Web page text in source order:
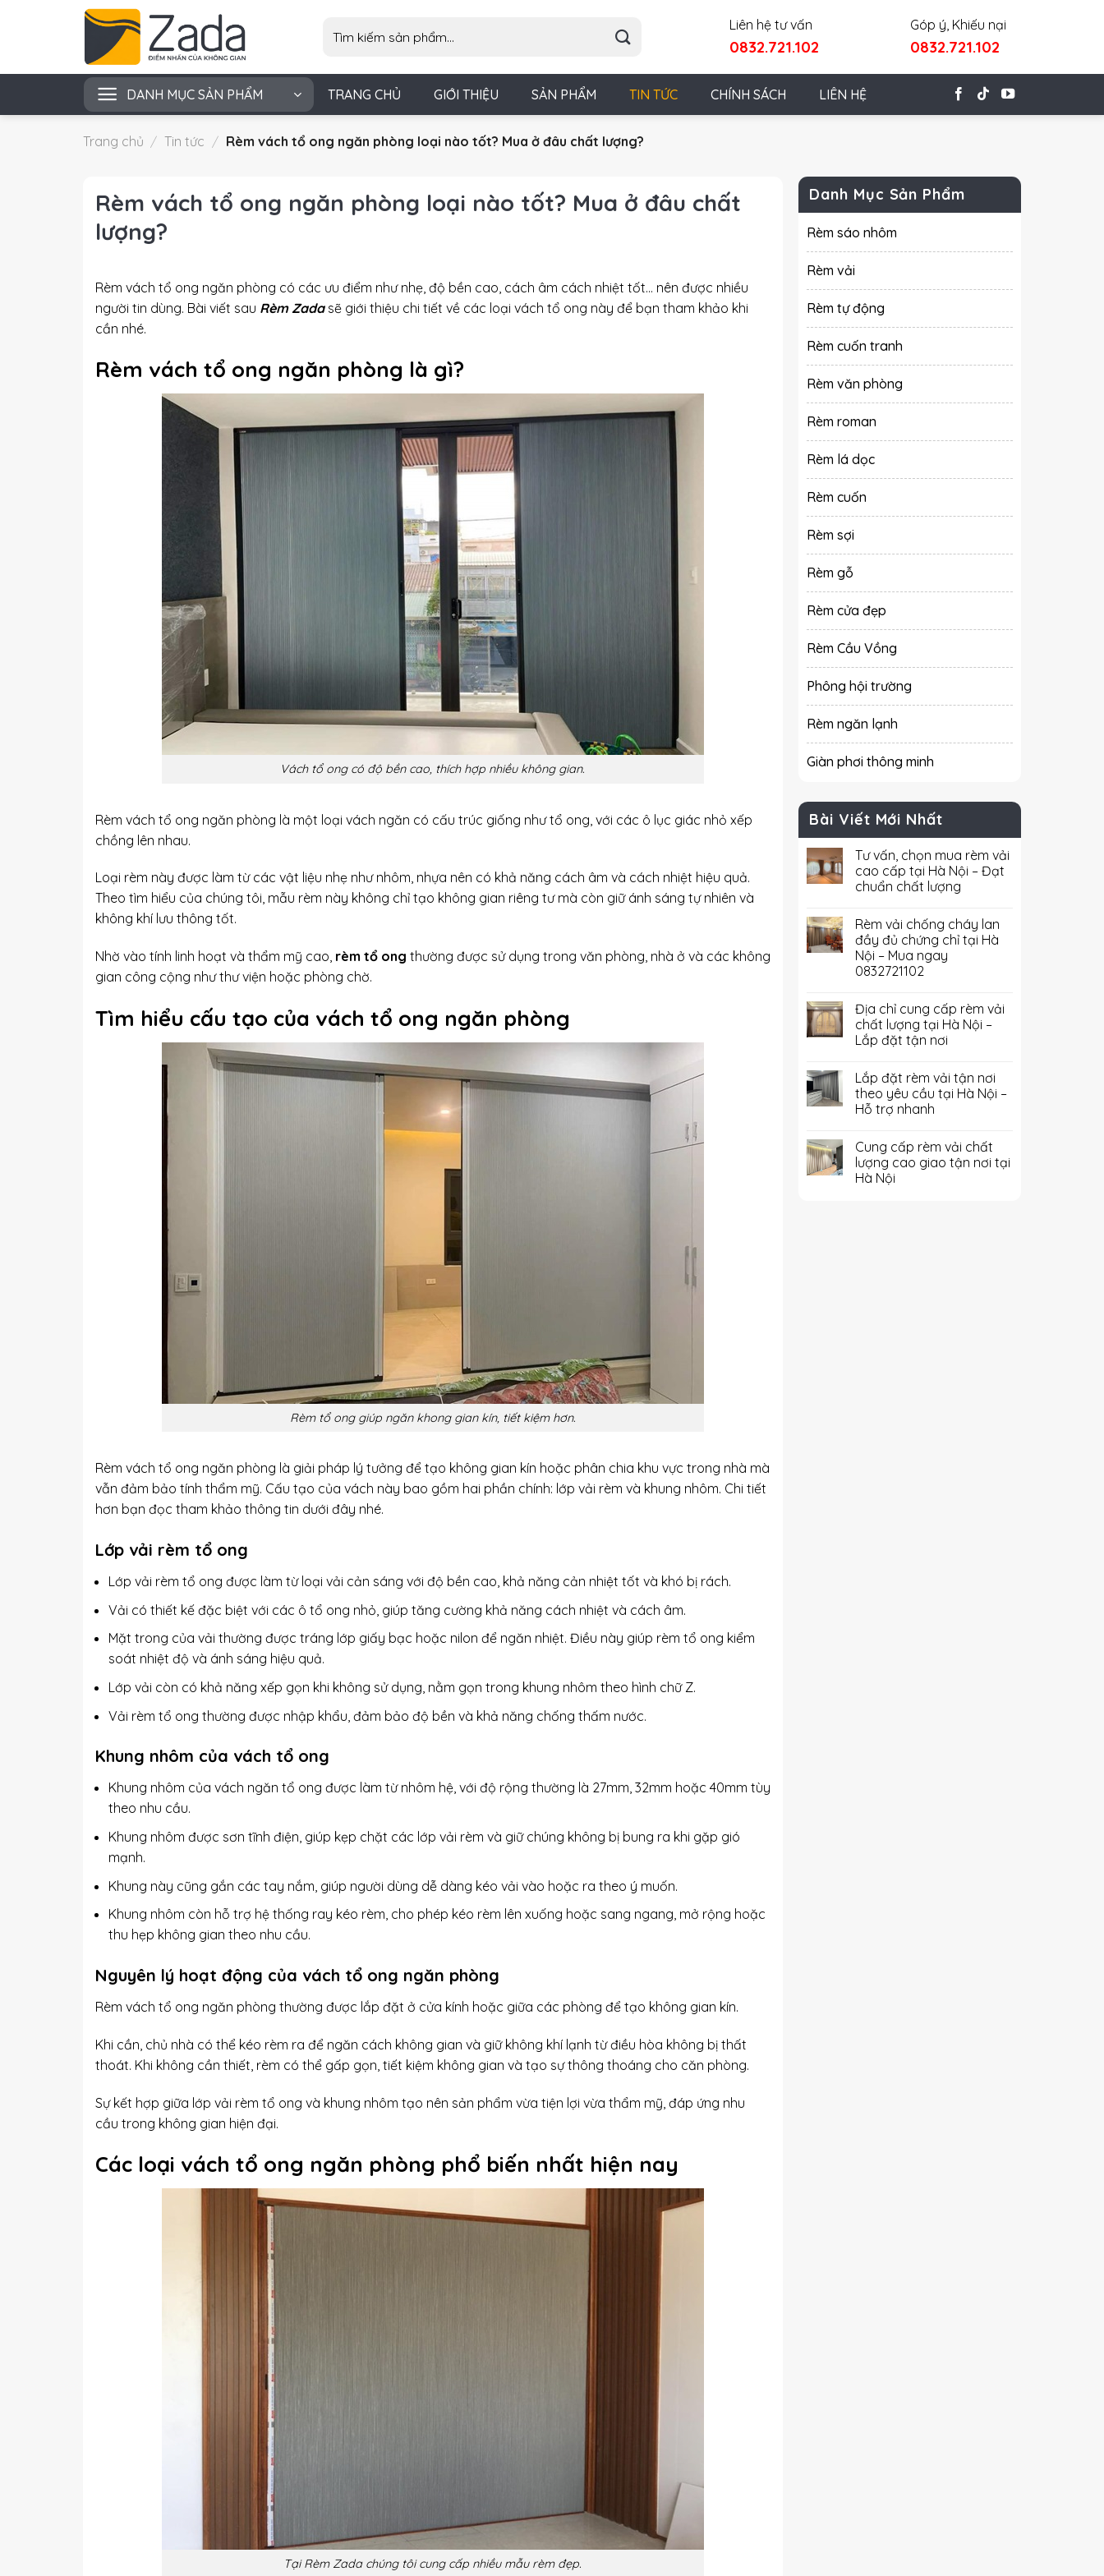
kiếm:
Liên hệ tư vấn
0832.721.102
Góp ý, Khiếu nại
0832.721.102
DANH MỤC SẢN PHẨM TRANG CHỦ GIỚI THIỆU SẢN PHẨM TIN TỨC CHÍNH SÁCH LIÊN HỆ
Trang chủ / Tin tức / Rèm vách tổ ong ngăn phòng loại nào tốt? Mua ở đâu chất lượng?
Rèm vách tổ ong ngăn phòng loại nào tốt? Mua ở đâu chất
lượng?
Rèm vách tổ ong ngăn phòng có các ưu điểm như nhẹ, độ bền cao, cách âm cách nhiệt tốt… nên được nhiều
người tin dùng. Bài viết sau Rèm Zadasẽ giới thiệu chi tiết về các loại vách tổ ong này để bạn tham khảo khi
cần nhé.
Rèm vách tổ ong ngăn phòng là gì?
Vách tổ ong có độ bền cao, thích hợp nhiều không gian.
Rèm vách tổ ong ngăn phòng là một loại vách ngăn có cấu trúc giống như tổ ong, với các ô lục giác nhỏ xếp
chồng lên nhau.
Loại rèm này được làm từ các vật liệu nhẹ như nhôm, nhựa nên có khả năng cách âm và cách nhiệt hiệu quả.
Theo tìm hiểu của chúng tôi, mẫu rèm này không chỉ tạo không gian riêng tư mà còn giữ ánh sáng tự nhiên và
không khí lưu thông tốt.
Nhờ vào tính linh hoạt và thẩm mỹ cao, rèm tổ ong thường được sử dụng trong văn phòng, nhà ở và các không
gian công cộng như thư viện hoặc phòng chờ.
Tìm hiểu cấu tạo của vách tổ ong ngăn phòng
Rèm tổ ong giúp ngăn khong gian kín, tiết kiệm hơn.
Rèm vách tổ ong ngăn phòng là giải pháp lý tưởng để tạo không gian kín hoặc phân chia khu vực trong nhà mà
vẫn đảm bảo tính thẩm mỹ. Cấu tạo của vách này bao gồm hai phần chính: lớp vải rèm và khung nhôm. Chi tiết
hơn bạn đọc tham khảo thông tin dưới đây nhé.
Lớp vải rèm tổ ong
Lớp vải rèm tổ ong được làm từ loại vải cản sáng với độ bền cao, khả năng cản nhiệt tốt và khó bị rách.
Vải có thiết kế đặc biệt với các ô tổ ong nhỏ, giúp tăng cường khả năng cách nhiệt và cách âm.
Mặt trong của vải thường được tráng lớp giấy bạc hoặc nilon để ngăn nhiệt. Điều này giúp rèm tổ ong kiểm
soát nhiệt độ và ánh sáng hiệu quả.
Lớp vải còn có khả năng xếp gọn khi không sử dụng, nằm gọn trong khung nhôm theo hình chữ Z.
Vải rèm tổ ong thường được nhập khẩu, đảm bảo độ bền và khả năng chống thấm nước.
Khung nhôm của vách tổ ong
Khung nhôm của vách ngăn tổ ong được làm từ nhôm hệ, với độ rộng thường là 27mm, 32mm hoặc 40mm tùy
theo nhu cầu.
Khung nhôm được sơn tĩnh điện, giúp kẹp chặt các lớp vải rèm và giữ chúng không bị bung ra khi gặp gió
mạnh.
Khung này cũng gắn các tay nắm, giúp người dùng dễ dàng kéo vải vào hoặc ra theo ý muốn.
Khung nhôm còn hỗ trợ hệ thống ray kéo rèm, cho phép kéo rèm lên xuống hoặc sang ngang, mở rộng hoặc
thu hẹp không gian theo nhu cầu.
Nguyên lý hoạt động của vách tổ ong ngăn phòng
Rèm vách tổ ong ngăn phòng thường được lắp đặt ở cửa kính hoặc giữa các phòng để tạo không gian kín.
Khi cần, chủ nhà có thể kéo rèm ra để ngăn cách không gian và giữ không khí lạnh từ điều hòa không bị thất
thoát. Khi không cần thiết, rèm có thể gấp gọn, tiết kiệm không gian và tạo sự thông thoáng cho căn phòng.
Sự kết hợp giữa lớp vải rèm tổ ong và khung nhôm tạo nên sản phẩm vừa tiện lợi vừa thẩm mỹ, đáp ứng nhu
cầu trong không gian hiện đại.
Các loại vách tổ ong ngăn phòng phổ biến nhất hiện nay
Tại Rèm Zada chúng tôi cung cấp nhiều mẫu rèm đẹp.
Danh Mục Sản Phẩm
Rèm sáo nhôm
Rèm vải
Rèm tự động
Rèm cuốn tranh
Rèm văn phòng
Rèm roman
Rèm lá dọc
Rèm cuốn
Rèm sợi
Rèm gỗ
Rèm cửa đẹp
Rèm Cầu Vồng
Phông hội trường
Rèm ngăn lạnh
Giàn phơi thông minh
Bài Viết Mới Nhất
Tư vấn, chọn mua rèm vải
cao cấp tại Hà Nội – Đạt
chuẩn chất lượng
Rèm vải chống cháy lan
đầy đủ chứng chỉ tại Hà
Nội – Mua ngay
0832721102
Địa chỉ cung cấp rèm vải
chất lượng tại Hà Nội –
Lắp đặt tận nơi
Lắp đặt rèm vải tận nơi
theo yêu cầu tại Hà Nội –
Hỗ trợ nhanh
Cung cấp rèm vải chất
lượng cao giao tận nơi tại
Hà Nội